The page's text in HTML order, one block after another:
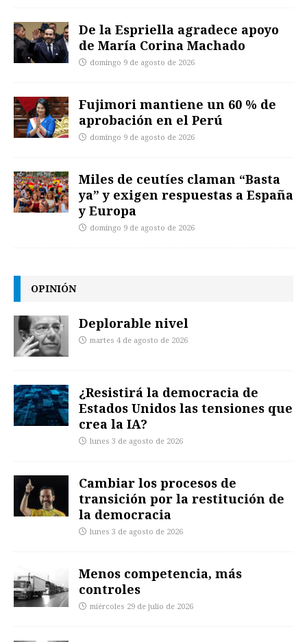
De la Espriella agradece apoyo
de María Corina Machado
domingo 9 de agosto de 2026
Fujimori mantiene un 60 % de
aprobación en el Perú
domingo 9 de agosto de 2026
Miles de ceutíes claman “Basta
ya” y exigen respuestas a España
y Europa
domingo 9 de agosto de 2026
OPINIÓN
Deplorable nivel
martes 4 de agosto de 2026
¿Resistirá la democracia de
Estados Unidos las tensiones que
crea la IA?
lunes 3 de agosto de 2026
Cambiar los procesos de
transición por la restitución de
la democracia
lunes 3 de agosto de 2026
Menos competencia, más
controles
miércoles 29 de julio de 2026